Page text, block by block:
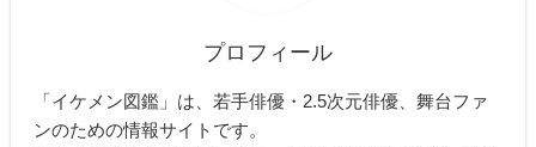
プロフィール
「イケメン図鑑」は、若手俳優・2.5次元俳優、舞台ファ
ンのための情報サイトです。